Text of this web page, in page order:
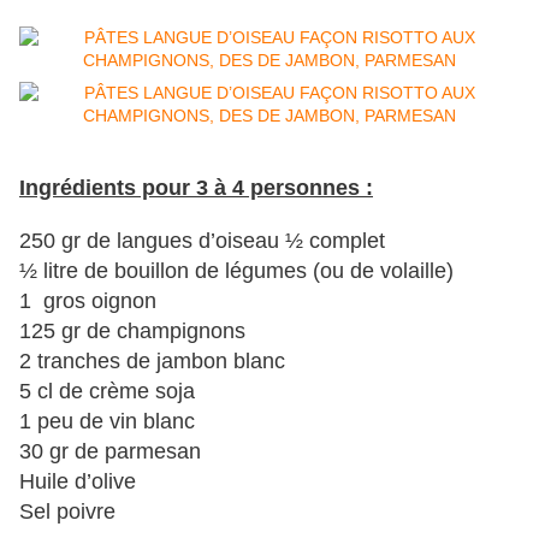
Ingrédients pour 3 à 4 personnes :
250 gr de langues d’oiseau ½ complet
½ litre de bouillon de légumes (ou de volaille)
1 gros oignon
125 gr de champignons
2 tranches de jambon blanc
5 cl de crème soja
1 peu de vin blanc
30 gr de parmesan
Huile d’olive
Sel poivre